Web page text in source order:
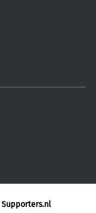
Supporters.nl